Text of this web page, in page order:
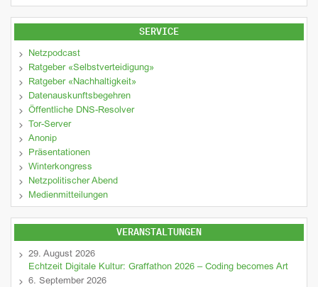
SERVICE
Netzpodcast
Ratgeber «Selbstverteidigung»
Ratgeber «Nachhaltigkeit»
Datenauskunftsbegehren
Öffentliche DNS-Resolver
Tor-Server
Anonip
Präsentationen
Winterkongress
Netzpolitischer Abend
Medienmitteilungen
VERANSTALTUNGEN
29. August 2026
Echtzeit Digitale Kultur: Graffathon 2026 – Coding becomes Art
6. September 2026